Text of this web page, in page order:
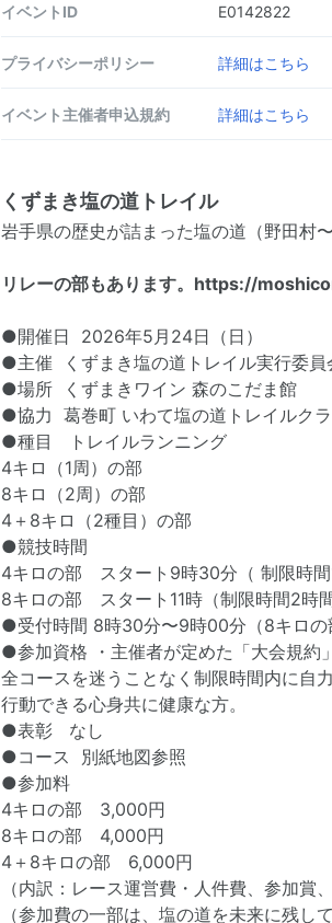
イベントID E0142822
プライバシーポリシー 詳細はこちら
イベント主催者申込規約 詳細はこちら
くずまき塩の道トレイル
岩手県の歴史が詰まった塩の道（野田村
リレーの部もあります。 https://
●開催⽇ 2026年5⽉24⽇（⽇）
●主催 くずまき塩の道トレイル実⾏委員
●場所 くずまきワイン 森のこだま館
●協⼒ 葛巻町 いわて塩の道トレイルク
●種⽬ トレイルランニング
4キロ（1周）の部
8キロ（2周）の部
4＋8キロ（2種目）の部
●競技時間
4キロの部 スタート9時30分（ 制限時間
8キロの部 スタート11時（制限時間2時間
●受付時間 8時30分〜9時00分（8キロの
●参加資格 ・主催者が定めた「⼤会規約
全コースを迷うことなく制限時間内に⾃
⾏動できる⼼⾝共に健康な⽅。
●表彰 なし
●コース 別紙地図参照
●参加料
4キロの部 3,000円
8キロの部 4,000円
4＋8キロの部 6,000円
（内訳：レース運営費・⼈件費、参加賞
（参加費の⼀部は、塩の道を未来に残し